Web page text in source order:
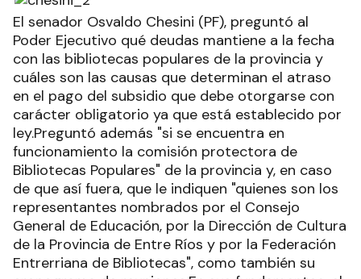
El senador Osvaldo Chesini (PF), preguntó al
Poder Ejecutivo qué deudas mantiene a la fecha
con las bibliotecas populares de la provincia y
cuáles son las causas que determinan el atraso
en el pago del subsidio que debe otorgarse con
carácter obligatorio ya que está establecido por
ley.Preguntó además "si se encuentra en
funcionamiento la comisión protectora de
Bibliotecas Populares" de la provincia y, en caso
de que así fuera, que le indiquen "quienes son los
representantes nombrados por el Consejo
General de Educación, por la Dirección de Cultura
de la Provincia de Entre Ríos y por la Federación
Entrerriana de Bibliotecas", como también su